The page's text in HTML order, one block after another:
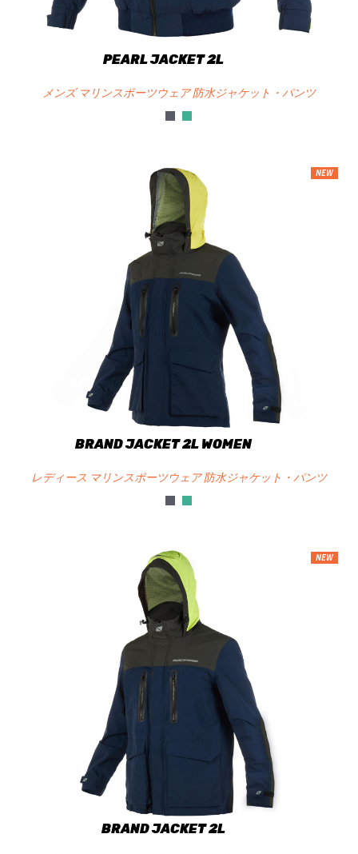
PEARL JACKET 2L
メンズ マリンスポーツウェア 防水ジャケット・パンツ
NEW
BRAND JACKET 2L WOMEN
レディース マリンスポーツウェア 防水ジャケット・パンツ
NEW
BRAND JACKET 2L